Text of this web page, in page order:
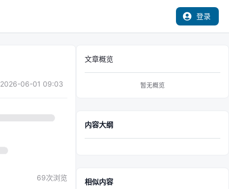
登录
2026-06-01 09:03
69次浏览
文章概览
暂无概览
内容大纲
相似内容